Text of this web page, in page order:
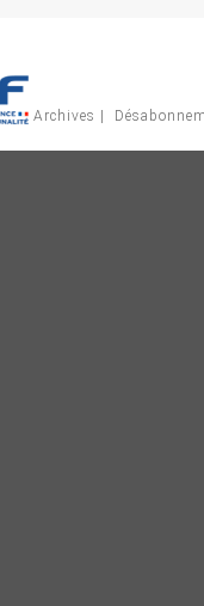
Archives